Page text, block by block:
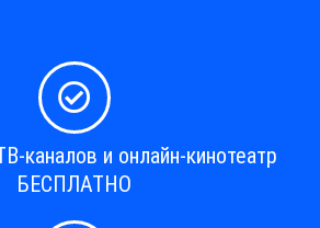
каналов и онлайн-кинотеатр
БЕСПЛАТНО